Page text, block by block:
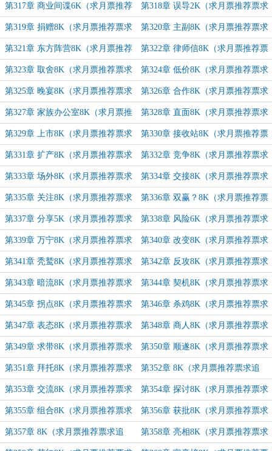
求追订！） 追订！）
第317章 商业间谍6K（求月票推荐
票求追订！）
第318章 误导2K（求月票推荐票求
追订！）
第319章 捐赠8K（求月票推荐票求
追订！）
第320章 主副8K（求月票推荐票求
追订！）
第321章 东方阵营8K（求月票推荐
票求追订！）
第322章 律师信8K（求月票推荐票
求追订！）
第323章 取舍8K（求月票推荐票求
追订！）
第324章 低价8K（求月票推荐票求
追订！）
第325章 晚宴8K（求月票推荐票求
追订！）
第326章 合作8K（求月票推荐票求
追订！）
第327章 家族办公室8K（求月票推
荐票求追订！）
第328章 直面8K（求月票推荐票求
追订！）
第329章 上市8K（求月票推荐票求
追订！）
第330章 接收站8K（求月票推荐票
求追订！）
第331章 扩产8K（求月票推荐票求
追订！）
第332章 竞争8K（求月票推荐票求
追订！）
第333章 场外8K（求月票推荐票求
追订！）
第334章 交接8K（求月票推荐票求
追订）
第335章 关注8K（求月票推荐票求
追订）
第336章 双赢？8K（求月票推荐票
求追订）
第337章 分享5K（求月票推荐票求
追订）
第338章 风险6K（求月票推荐票求
追订）
第339章 万宁8K（求月票推荐票求
追订）
第340章 改变8K（求月票推荐票求
追订）
第341章 秃鹫8K（求月票推荐票求
追订）
第342章 反攻8K（求月票推荐票求
追订）
第343章 暗流8K（求月票推荐票求
追订）
第344章 契机8K（求月票推荐票求
追订）
第345章 拐点8K（求月票推荐票求
追订）
第346章 杀鸡8K（求月票推荐票求
追订）
第347章 表态8K（求月票推荐票求
追订）
第348章 商人8K（求月票推荐票求
追订）
第349章 求带8K（求月票推荐票求
追订）
第350章 顺遂8K（求月票推荐票求
追订）
第351章 拜托8K（求月票推荐票求
追订）
第352章 8K（求月票推荐票求追
订）
第353章 交流8K（求月票推荐票求
追订）
第354章 探讨8K（求月票推荐票求
追订）
第355章 组合8K（求月票推荐票求
追订）
第356章 获批8K（求月票推荐票求
追订）
第357章 8K（求月票推荐票求追 第358章 亮相8K（求月票推荐票求